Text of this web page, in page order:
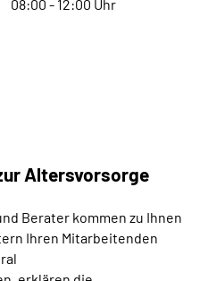
08:00 - 12:00 Uhr
Altersvorsorge
Berater kommen zu Ihnen
Ihren Mitarbeitenden